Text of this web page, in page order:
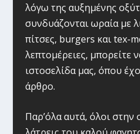
λόγω της αυξημένης
συνδυάζονται ωραία με
πίτσες, burgers και tex-
λεπτομέρειες, μπορείτε
ιστοσελίδα μας, όπου
άρθρο.
Παρ’όλα αυτά, όλοι στην